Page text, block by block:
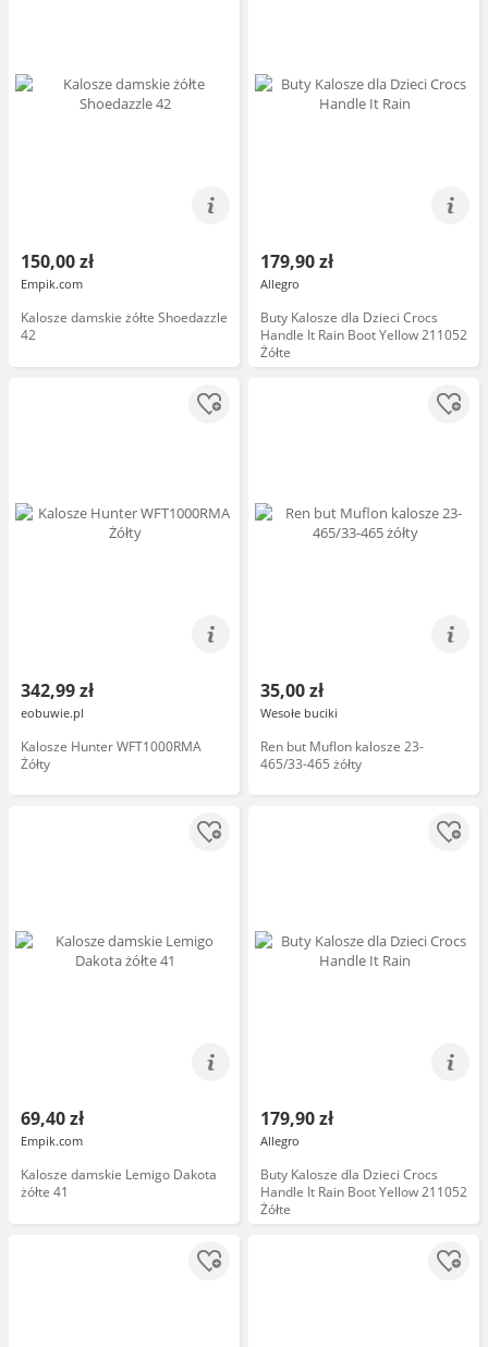
150,00 zł
Empik.com
Kalosze damskie żółte Shoedazzle
42
179,90 zł
Allegro
Buty Kalosze dla Dzieci Crocs
Handle It Rain Boot Yellow 211052
Żółte
342,99 zł
eobuwie.pl
Kalosze Hunter WFT1000RMA
Żółty
35,00 zł
Wesołe buciki
Ren but Muflon kalosze 23-
465/33-465 żółty
69,40 zł
Empik.com
Kalosze damskie Lemigo Dakota
żółte 41
179,90 zł
Allegro
Buty Kalosze dla Dzieci Crocs
Handle It Rain Boot Yellow 211052
Żółte